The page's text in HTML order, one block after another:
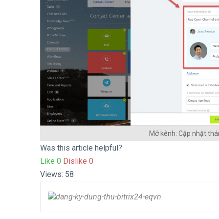
Mở kênh: Cập nhật
Was this article helpful?
Like 0 Dislike 0
Views: 58